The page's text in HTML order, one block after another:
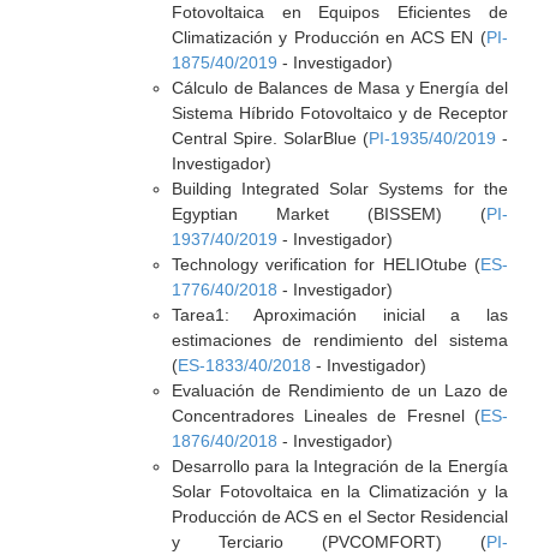
Fotovoltaica en Equipos Eficientes de
Climatización y Producción en ACS EN (PI-
1875/40/2019 - Investigador)
Cálculo de Balances de Masa y Energía del
Sistema Híbrido Fotovoltaico y de Receptor
Central Spire. SolarBlue (PI-1935/40/2019 -
Investigador)
Building Integrated Solar Systems for the
Egyptian Market (BISSEM) (PI-
1937/40/2019 - Investigador)
Technology verification for HELIOtube (ES-
1776/40/2018 - Investigador)
Tarea1: Aproximación inicial a las
estimaciones de rendimiento del sistema
(ES-1833/40/2018 - Investigador)
Evaluación de Rendimiento de un Lazo de
Concentradores Lineales de Fresnel (ES-
1876/40/2018 - Investigador)
Desarrollo para la Integración de la Energía
Solar Fotovoltaica en la Climatización y la
Producción de ACS en el Sector Residencial
y Terciario (PVCOMFORT) (PI-